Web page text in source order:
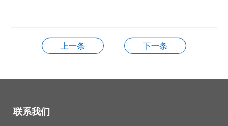
上一条 下一条
联系我们